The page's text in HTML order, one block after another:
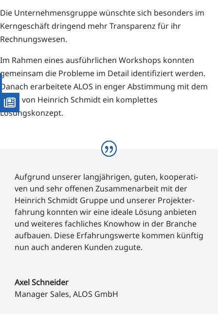
Die Unter­neh­mens­grup­pe wünsch­te sich beson­ders im
Kern­ge­schäft drin­gend mehr Trans­pa­renz für ihr
Rechnungswesen.
Im Rah­men eines aus­führ­li­chen Work­shops konn­ten
gemein­sam die Pro­ble­me im Detail iden­ti­fi­ziert wer­den.
Danach erar­bei­te­te ALOS in enger Abstim­mung mit dem
Team von Hein­rich Schmidt ein kom­plet­tes
Lösungskonzept.
Auf­grund unse­rer lang­jäh­ri­gen, guten, koope­ra­ti­
ven und sehr offe­nen Zusam­men­ar­beit mit der
Hein­rich Schmidt Grup­pe und unse­rer Pro­jekt­er­
fah­rung konn­ten wir eine idea­le Lösung anbie­ten
und wei­te­res fach­li­ches Know­how in der Bran­che
auf­bau­en. Die­se Erfah­rungs­wer­te kom­men künf­tig
nun auch ande­ren Kun­den zugute.
Axel Schnei­der
Mana­ger Sales, ALOS GmbH